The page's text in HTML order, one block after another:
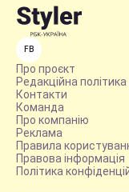
FB
Про проєкт
Редакційна
Контакти
Команда
Про компанію
Реклама
Правила
Правова інформація
Політика